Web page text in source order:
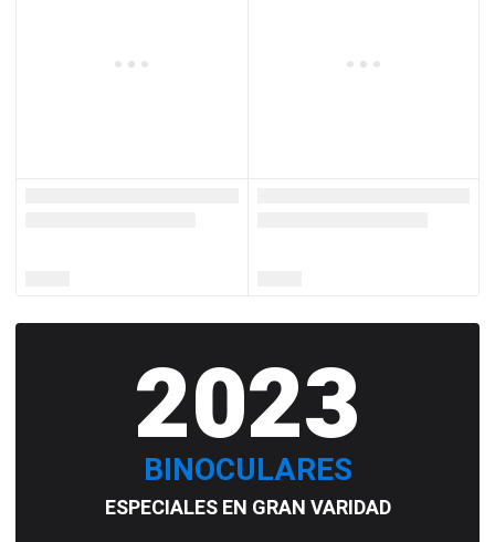
2023
BINOCULARES
ESPECIALES EN GRAN VARIDAD